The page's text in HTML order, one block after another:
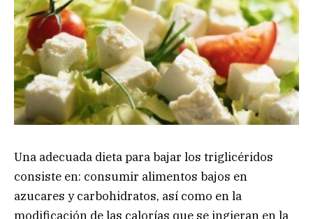
Una adecuada dieta para bajar los triglicéridos
consiste en: consumir alimentos bajos en
azucares y carbohidratos, así como en la
modificación de las calorías que se ingieran en la